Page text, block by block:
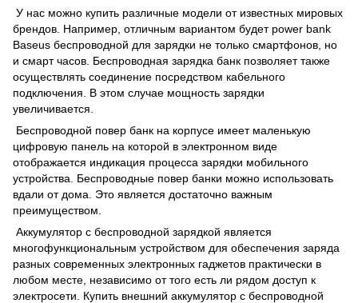
У нас можно купить различные модели от известных мировых
брендов. Например, отличным вариантом будет power bank
Baseus беспроводной для зарядки не только смартфонов, но
и смарт часов. Беспроводная зарядка банк позволяет также
осуществлять соединение посредством кабельного
подключения. В этом случае мощность зарядки
увеличивается.
Беспроводной повер банк на корпусе имеет маленькую
цифровую панель на которой в электронном виде
отображается индикация процесса зарядки мобильного
устройства. Беспроводные повер банки можно использовать
вдали от дома. Это является достаточно важным
преимуществом.
Аккумулятор с беспроводной зарядкой является
многофункциональным устройством для обеспечения заряда
разных современных электронных гаджетов практически в
любом месте, независимо от того есть ли рядом доступ к
электросети. Купить внешний аккумулятор с беспроводной